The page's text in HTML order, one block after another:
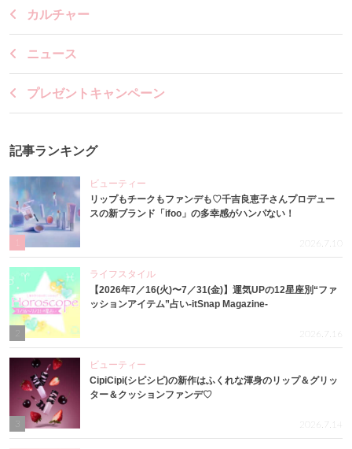
カルチャー
ニュース
プレゼントキャンペーン
記事ランキング
ビューティー
リップもチークもファンデも♡千吉良恵子さんプロデュー
スの新ブランド「ifoo」の多幸感がハンパない！
2026.7.10
ライフスタイル
【2026年7／16(火)〜7／31(金)】運気UPの12星座別“ファ
ッションアイテム”占い-itSnap Magazine-
2026.7.16
3
ビューティー
CipiCipi(シピシピ)の新作はふくれな渾身のリップ＆グリッ
ター＆クッションファンデ♡
2026.7.14